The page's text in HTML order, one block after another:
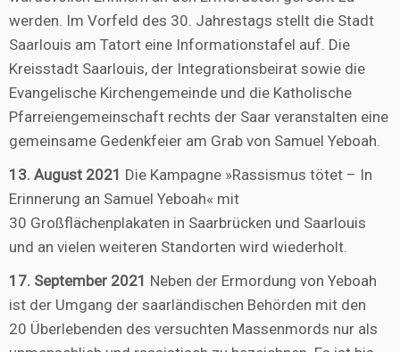
werden. Im Vorfeld des 30. Jahrestags stellt die Stadt
Saarlouis am Tatort eine Informationstafel auf. Die
Kreisstadt Saarlouis, der Integrationsbeirat sowie die
Evangelische Kirchengemeinde und die Katholische
Pfarreiengemeinschaft rechts der Saar veranstalten eine
gemeinsame Gedenkfeier am Grab von Samuel Yeboah.
13. August 2021 Die Kampagne »Rassismus tötet – In
Erinnerung an Samuel Yeboah« mit
30 Großflächenplakaten in Saarbrücken und Saarlouis
und an vielen weiteren Standorten wird wiederholt.
17. September 2021 Neben der Ermordung von Yeboah
ist der Umgang der saarländischen Behörden mit den
20 Überlebenden des versuchten Massenmords nur als